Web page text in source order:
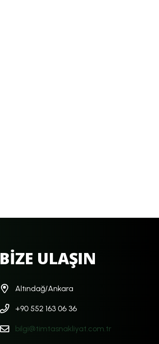
BİZE ULAŞIN
Altındağ/Ankara
+90 552 163 06 36
bilgi@timtasnakliyat.com.tr